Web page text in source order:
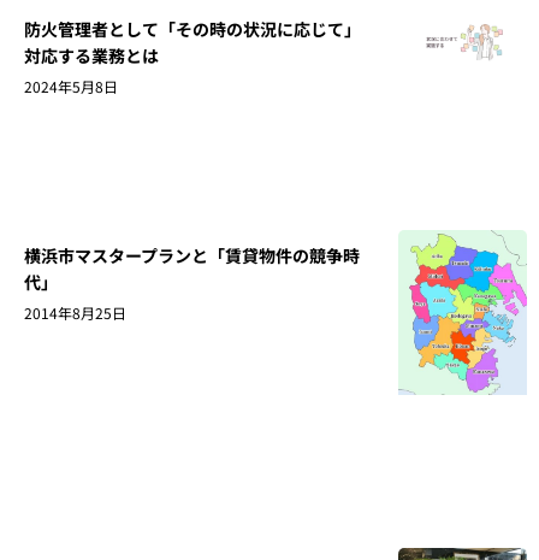
防火管理者として「その時の状況に応じて」
対応する業務とは
2024年5月8日
横浜市マスタープランと「賃貸物件の競争時
代」
2014年8月25日